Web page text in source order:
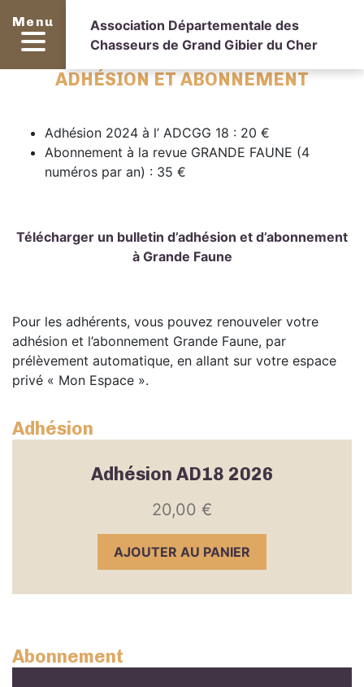
Menu
Association Départementale des
Chasseurs de Grand Gibier du Cher
ADHÉSION ET ABONNEMENT
Adhésion 2024 à l’ ADCGG 18 : 20 €
Abonnement à la revue GRANDE FAUNE (4
numéros par an) : 35 €
Télécharger un bulletin d’adhésion et d’abonnement
à Grande Faune
Pour les adhérents, vous pouvez renouveler votre
adhésion et l’abonnement Grande Faune, par
prélèvement automatique, en allant sur votre espace
privé « Mon Espace ».
Adhésion
Adhésion AD18 2026
20,00 €
AJOUTER AU PANIER
Abonnement